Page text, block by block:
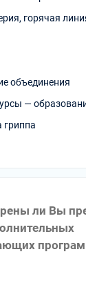
горячая
объединения
—
гриппа
ли Вы